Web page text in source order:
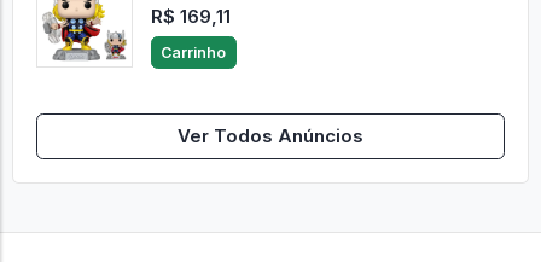
R$ 169,11
Carrinho
Ver Todos Anúncios